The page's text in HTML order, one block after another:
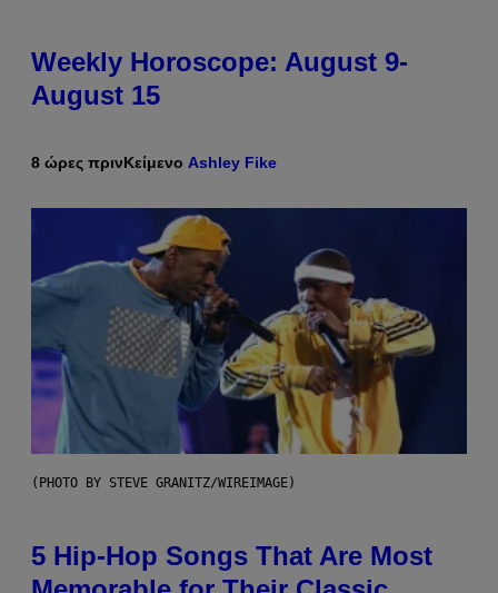
Weekly Horoscope: August 9-
August 15
8 ώρες πρινΚείμενο Ashley Fike
(PHOTO BY STEVE GRANITZ/WIREIMAGE)
5 Hip-Hop Songs That Are Most